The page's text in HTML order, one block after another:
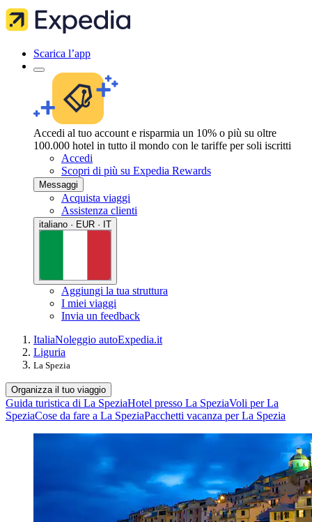
Scarica l’app
Accedi al tuo account e risparmia un 10% o più su oltre
100.000 hotel in tutto il mondo con le tariffe per soli iscritti
Accedi
Scopri di più su Expedia Rewards
Messaggi
Acquista viaggi
Assistenza clienti
italiano · EUR · IT
Aggiungi la tua struttura
I miei viaggi
Invia un feedback
ItaliaNoleggio autoExpedia.it
Liguria
La Spezia
Organizza il tuo viaggio
Guida turistica di La SpeziaHotel presso La SpeziaVoli per La
SpeziaCose da fare a La SpeziaPacchetti vacanza per La Spezia